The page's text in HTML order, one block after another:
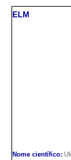
ELM
Nome científico: